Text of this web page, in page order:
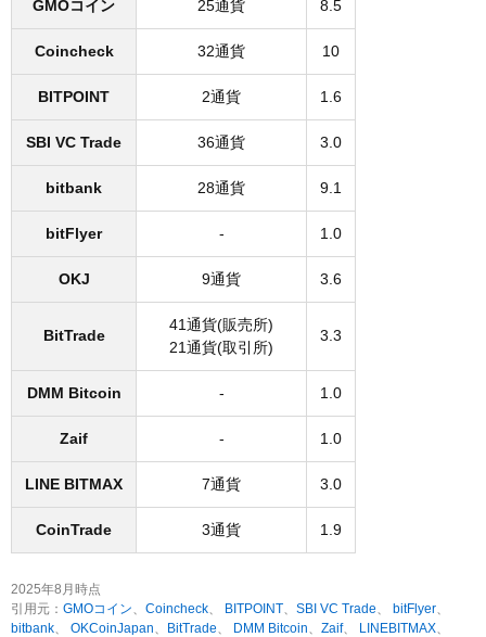
GMOコイン 25通貨 8.5
Coincheck 32通貨 10
BITPOINT 2通貨 1.6
SBI VC Trade 36通貨 3.0
bitbank 28通貨 9.1
bitFlyer - 1.0
OKJ 9通貨 3.6
BitTrade
41通貨(販売所)
21通貨(取引所)
3.3
DMM Bitcoin - 1.0
Zaif - 1.0
LINE BITMAX 7通貨 3.0
CoinTrade 3通貨 1.9
2025年8月時点
引用元： GMOコイン、 Coincheck、 BITPOINT、 SBI VC Trade、 bitFlyer、
bitbank、 OKCoinJapan、 BitTrade、 DMM Bitcoin、 Zaif、 LINEBITMAX、